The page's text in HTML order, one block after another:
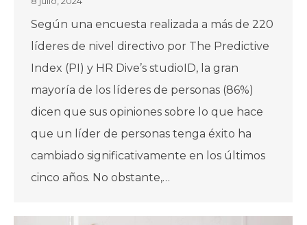
Según una encuesta realizada a más de 220
líderes de nivel directivo por The Predictive
Index (PI) y HR Dive’s studioID, la gran
mayoría de los líderes de personas (86%)
dicen que sus opiniones sobre lo que hace
que un líder de personas tenga éxito ha
cambiado significativamente en los últimos
cinco años. No obstante,…